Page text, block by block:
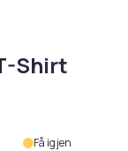
Shirt
Få igjen